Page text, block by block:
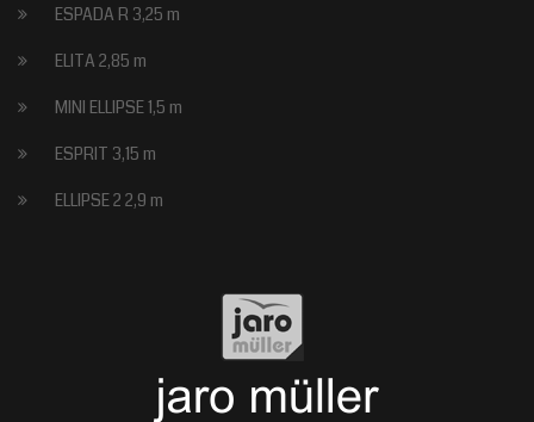
ESPADA R 3,25 m
ELITA 2,85 m
MINI ELLIPSE 1,5 m
ESPRIT 3,15 m
ELLIPSE 2 2,9 m